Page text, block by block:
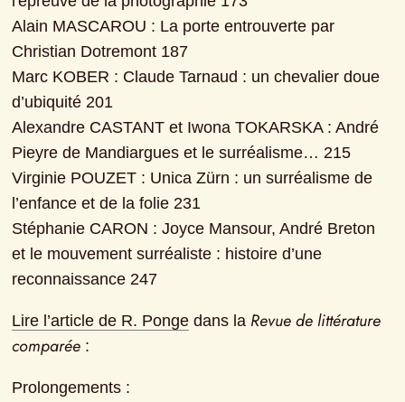
Alain MASCAROU : La porte entrouverte par
Christian Dotremont 187
Marc KOBER : Claude Tarnaud : un chevalier doue
d’ubiquité 201
Alexandre CASTANT et Iwona TOKARSKA : André
Pieyre de Mandiargues et le surréalisme… 215
Virginie POUZET : Unica Zürn : un surréalisme de
l’enfance et de la folie 231
Stéphanie CARON : Joyce Mansour, André Breton
et le mouvement surréaliste : histoire d’une
reconnaissance 247
Lire l’article de R. Ponge dans la Revue de littérature
comparée :